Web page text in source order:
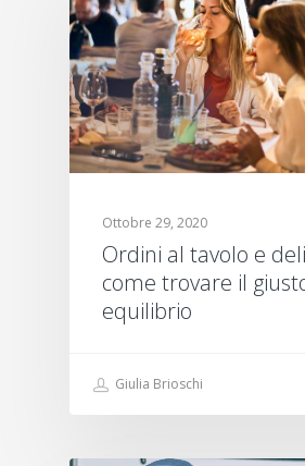
Ottobre 29, 2020
Ordini al tavolo e
come trovare il
equilibrio
Giulia Brioschi